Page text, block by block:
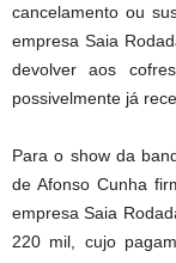
cancelamento ou
empresa Saia
devolver aos
possivelmente já
Para o show da
de Afonso Cunha
empresa Saia
220 mil, cujo